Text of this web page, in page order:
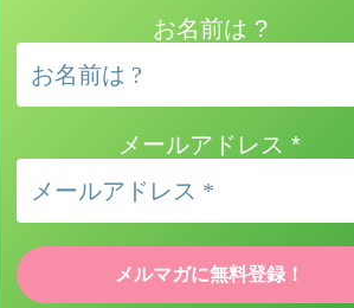
お名前は ?
メールアドレス*